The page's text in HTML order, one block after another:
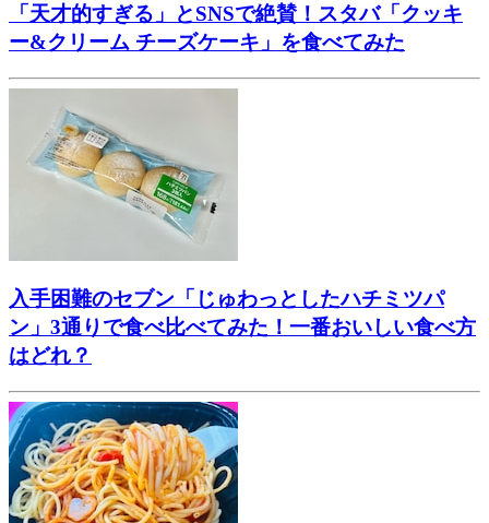
「天才的すぎる」とSNSで絶賛！スタバ「クッキ
ー&クリーム チーズケーキ」を食べてみた
入手困難のセブン「じゅわっとしたハチミツパ
ン」3通りで食べ比べてみた！一番おいしい食べ方
はどれ？